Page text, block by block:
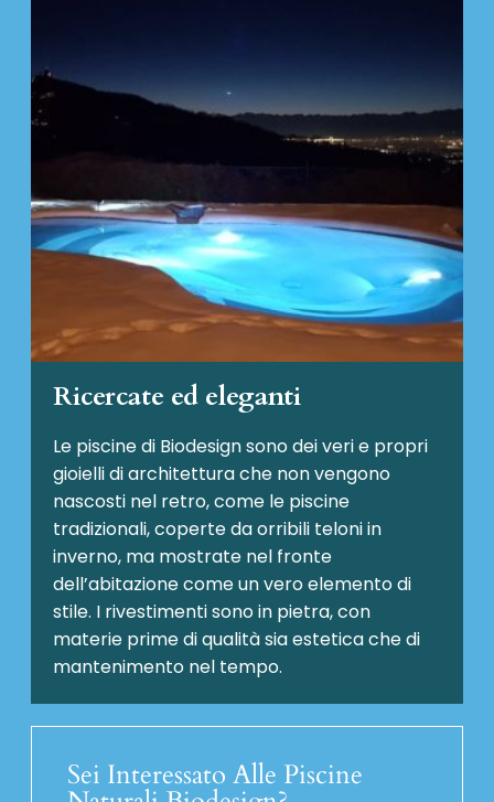
Ricercate ed eleganti
Le piscine di Biodesign sono dei veri e propri
gioielli di architettura che non vengono
nascosti nel retro, come le piscine
tradizionali, coperte da orribili teloni in
inverno, ma mostrate nel fronte
dell’abitazione come un vero elemento di
stile. I rivestimenti sono in pietra, con
materie prime di qualità sia estetica che di
mantenimento nel tempo.
Sei Interessato Alle Piscine